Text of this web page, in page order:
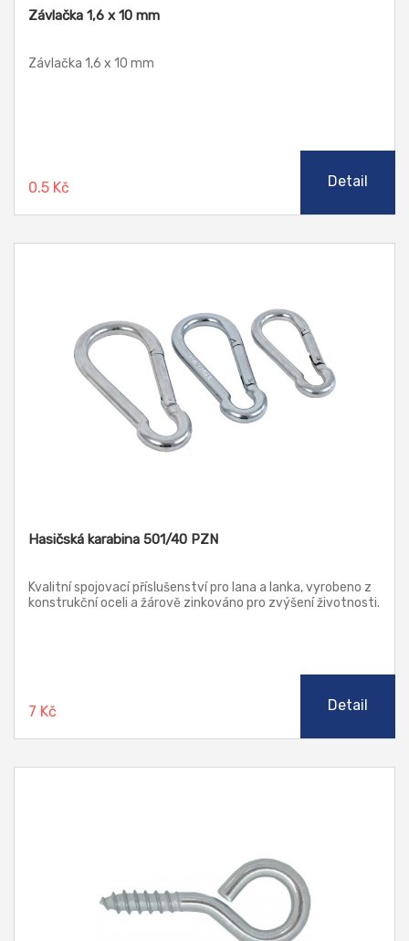
Závlačka 1,6 x 10 mm
Závlačka 1,6 x 10 mm
0.5 Kč Detail
Hasičská karabina 501/40 PZN
Kvalitní spojovací příslušenství pro lana a lanka, vyrobeno z
konstrukční oceli a žárově zinkováno pro zvýšení životnosti.
7 Kč Detail